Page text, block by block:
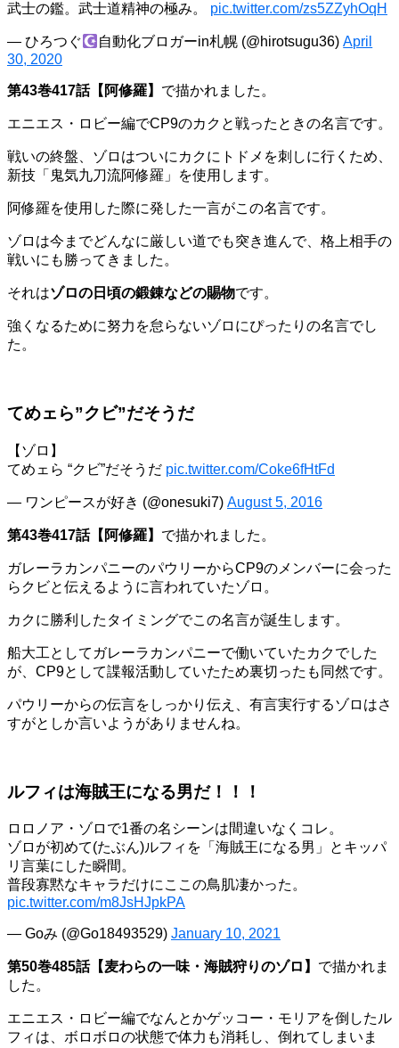
武士の鑑。武士道精神の極み。 pic.twitter.com/zs5ZZyhOqH
— ひろつぐ 自動化ブロガーin札幌 (@hirotsugu36)April
30, 2020
第43巻417話【阿修羅】 で描かれました。
エニエス・ロビー編でCP9のカクと戦ったときの名言です。
戦いの終盤、ゾロはついにカクにトドメを刺しに行くため、
新技「鬼気九刀流阿修羅」を使用します。
阿修羅を使用した際に発した一言がこの名言です。
ゾロは今までどんなに厳しい道でも突き進んで、格上相手の
戦いにも勝ってきました。
それはゾロの日頃の鍛錬などの賜物です。
強くなるために努力を怠らないゾロにぴったりの名言でし
た。
てめェら”クビ”だそうだ
【ゾロ】
てめェら “クビ”だそうだ pic.twitter.com/Coke6fHtFd
— ワンピースが好き (@onesuki7) August 5, 2016
第43巻417話【阿修羅】 で描かれました。
ガレーラカンパニーのパウリーからCP9のメンバーに会った
らクビと伝えるように言われていたゾロ。
カクに勝利したタイミングでこの名言が誕生します。
船大工としてガレーラカンパニーで働いていたカクでした
が、CP9として諜報活動していたため裏切ったも同然です。
パウリーからの伝言をしっかり伝え、有言実行するゾロはさ
すがとしか言いようがありませんね。
ルフィは海賊王になる男だ！！！
ロロノア・ゾロで1番の名シーンは間違いなくコレ。
ゾロが初めて(たぶん)ルフィを「海賊王になる男」とキッパ
リ言葉にした瞬間。
普段寡黙なキャラだけにここの鳥肌凄かった。
pic.twitter.com/m8JsHJpkPA
— Goみ (@Go18493529) January 10, 2021
第50巻485話【麦わらの一味・海賊狩りのゾロ】 で描かれま
した。
エニエス・ロビー編でなんとかゲッコー・モリアを倒したル
フィは、ボロボロの状態で体力も消耗し、倒れてしまいま